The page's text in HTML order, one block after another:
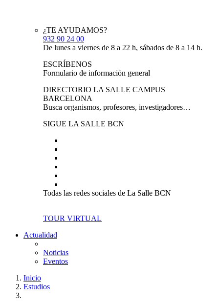
¿TE AYUDAMOS?
932 90 24 00
De lunes a viernes de 8 a 22 h, sábados de 8 a 14 h.
ESCRÍBENOS
Formulario de información general
DIRECTORIO LA SALLE CAMPUS
BARCELONA
Busca organismos, profesores, investigadores…
SIGUE LA SALLE BCN
Todas las redes sociales de La Salle BCN
TOUR VIRTUAL
Actualidad
Noticias
Eventos
Inicio
Estudios